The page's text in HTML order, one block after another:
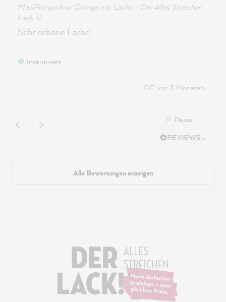
MissPompadour Orange mit Lachs - Der Alles Streichen
Lack 1L
Sehr schöne Farbe!
Incentiviert
DE, vor 3 Monaten
Pause
Alle Bewertungen anzeigen